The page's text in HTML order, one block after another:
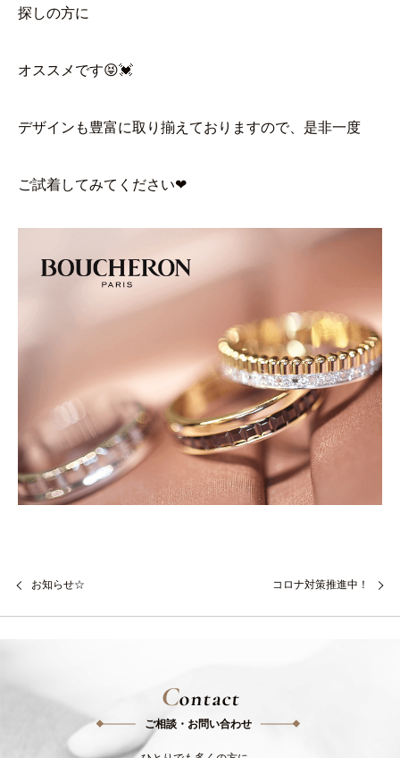
探しの方に
オススメです😝💓
デザインも豊富に取り揃えておりますので、是非一度
ご試着してみてください❤
お知らせ☆ コロナ対策推進中！
Contact
ご相談・お問い合わせ